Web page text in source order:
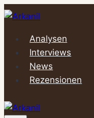
Zum
springenAnalysen
Interviews
News
Rezensionen